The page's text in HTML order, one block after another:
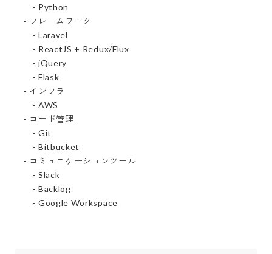
- Python
- フレームワーク
- Laravel
- ReactJS + Redux/Flux
- jQuery
- Flask
- インフラ
- AWS
- コード管理
- Git
- Bitbucket
- コミュニケーションツール
- Slack
- Backlog
- Google Workspace